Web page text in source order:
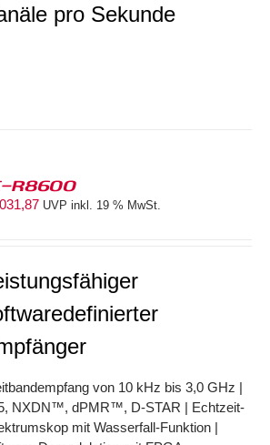
pro Sekunde
R8600
UVP inkl. 19 % MwSt.
von 10 kHz bis 3,0 GHz |
NXDN™, dPMR™, D-STAR | Echtzeit-
mit Wasserfall-Funktion |